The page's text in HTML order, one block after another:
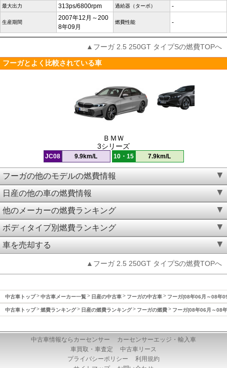
最大出力 313ps/6800rpm 過給器（ターボ） -
生産期間
2007年12月～200
8年09月
燃費性能 -
▲フーガ 2.5 250GT タイプSの燃費TOPへ
フーガとよく比較されている車
ＢＭＷ
3シリーズ
JC08 9.9km/L 10・15 7.9km/L
フーガの他のモデルの燃費情報
日産の他の車の燃費情報
他のメーカーの燃費ランキング
ボディタイプ別燃費ランキング
車を売却する
▲フーガ 2.5 250GT タイプSの燃費TOPへ
中古車トップ 中古車メーカー一覧 日産の中古車 フーガの中古車 フーガ(08年06月～08年
中古車トップ 燃費ランキング 日産の燃費ランキング フーガの燃費 フーガ(08年06月～08
中古車情報ならカーセンサー
カーセンサーエッジ・輸入車
車買取・車査定
中古車リース
プライバシーポリシー
利用規約